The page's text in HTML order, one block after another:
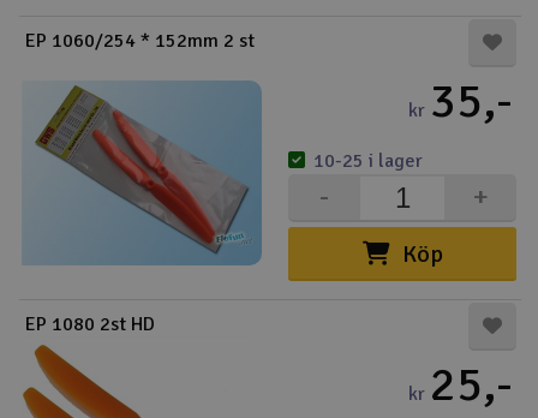
Drönare för FPV
Flygplan
Helikopter
Kamerautrustning
Modellbygg- och byggsatser
Motor & tillbehör
EP 1060/254 * 152mm 2 st
kr 35,-
Köp
+
-
10-25 i lager
EP 1080 2st HD
kr 25,-